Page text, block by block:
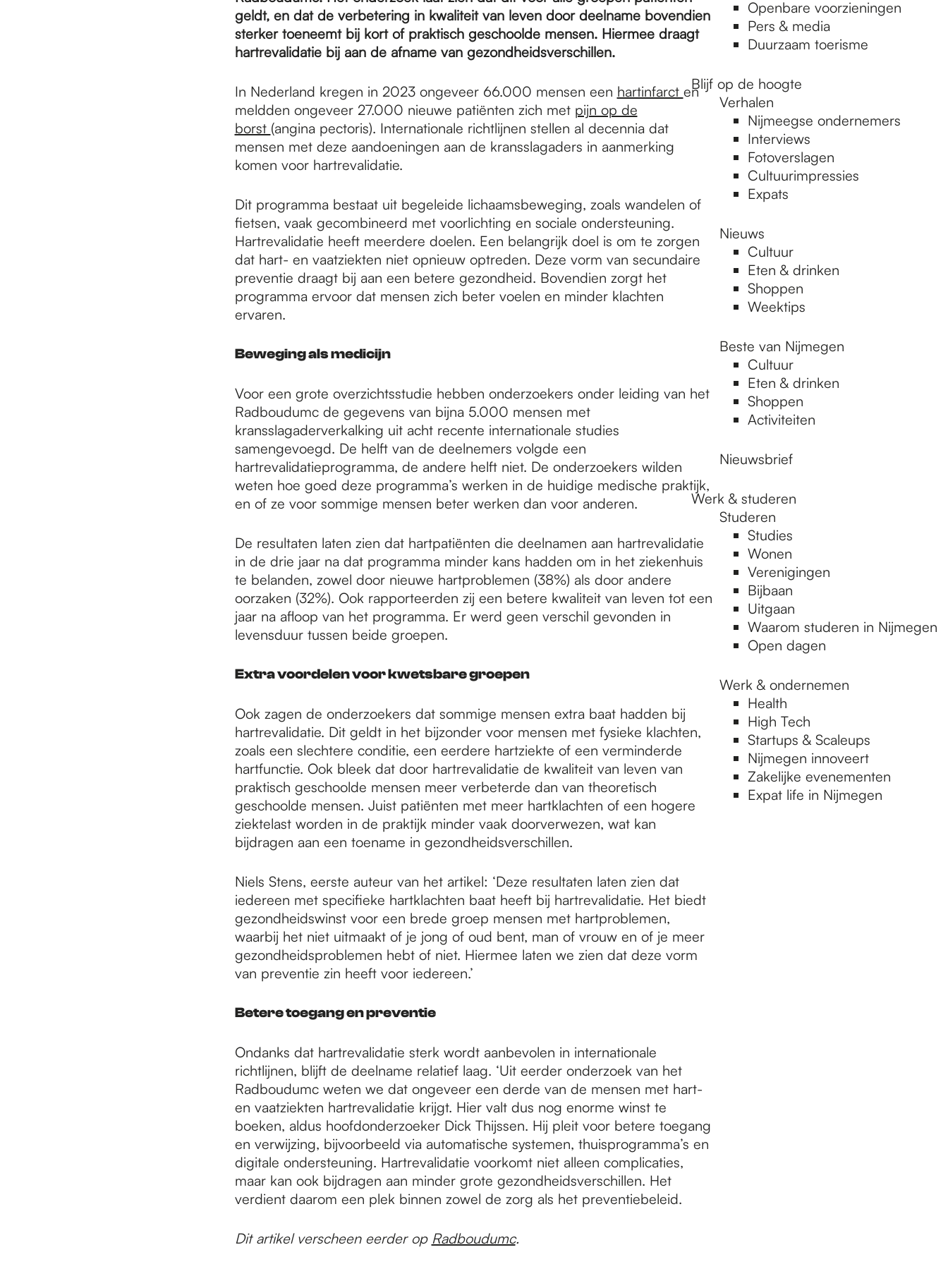
Openbare voorzieningen
Pers & media
Duurzaam toerisme
Blijf op de hoogte
Verhalen
Nijmeegse ondernemers
Interviews
Fotoverslagen
Cultuurimpressies
Expats
Nieuws
Cultuur
Eten & drinken
Shoppen
Weektips
Beste van Nijmegen
Cultuur
Eten & drinken
Shoppen
Activiteiten
Nieuwsbrief
Werk & studeren
Studeren
Studies
Wonen
Verenigingen
Bijbaan
Uitgaan
Waarom studeren in Nijmegen
Open dagen
Werk & ondernemen
Health
High Tech
Startups & Scaleups
Nijmegen innoveert
Zakelijke evenementen
Expat life in Nijmegen
geldt, en dat de verbetering in kwaliteit van leven door deelname bovendien
sterker toeneemt bij kort of praktisch geschoolde mensen. Hiermee draagt
hartrevalidatie bij aan de afname van gezondheidsverschillen.
In Nederland kregen in 2023 ongeveer 66.000 mensen een hartinfarct en
meldden ongeveer 27.000 nieuwe patiënten zich met pijn op de
borst (angina pectoris). Internationale richtlijnen stellen al decennia dat
mensen met deze aandoeningen aan de kransslagaders in aanmerking
komen voor hartrevalidatie.
Dit programma bestaat uit begeleide lichaamsbeweging, zoals wandelen of
fietsen, vaak gecombineerd met voorlichting en sociale ondersteuning.
Hartrevalidatie heeft meerdere doelen. Een belangrijk doel is om te zorgen
dat hart- en vaatziekten niet opnieuw optreden. Deze vorm van secundaire
preventie draagt bij aan een betere gezondheid. Bovendien zorgt het
programma ervoor dat mensen zich beter voelen en minder klachten
ervaren.
Beweging als medicijn
Voor een grote overzichtsstudie hebben onderzoekers onder leiding van het
Radboudumc de gegevens van bijna 5.000 mensen met
kransslagaderverkalking uit acht recente internationale studies
samengevoegd. De helft van de deelnemers volgde een
hartrevalidatieprogramma, de andere helft niet. De onderzoekers wilden
weten hoe goed deze programma’s werken in de huidige medische praktijk,
en of ze voor sommige mensen beter werken dan voor anderen.
De resultaten laten zien dat hartpatiënten die deelnamen aan hartrevalidatie
in de drie jaar na dat programma minder kans hadden om in het ziekenhuis
te belanden, zowel door nieuwe hartproblemen (38%) als door andere
oorzaken (32%). Ook rapporteerden zij een betere kwaliteit van leven tot een
jaar na afloop van het programma. Er werd geen verschil gevonden in
levensduur tussen beide groepen.
Extra voordelen voor kwetsbare groepen
Ook zagen de onderzoekers dat sommige mensen extra baat hadden bij
hartrevalidatie. Dit geldt in het bijzonder voor mensen met fysieke klachten,
zoals een slechtere conditie, een eerdere hartziekte of een verminderde
hartfunctie. Ook bleek dat door hartrevalidatie de kwaliteit van leven van
praktisch geschoolde mensen meer verbeterde dan van theoretisch
geschoolde mensen. Juist patiënten met meer hartklachten of een hogere
ziektelast worden in de praktijk minder vaak doorverwezen, wat kan
bijdragen aan een toename in gezondheidsverschillen.
Niels Stens, eerste auteur van het artikel: ‘Deze resultaten laten zien dat
iedereen met specifieke hartklachten baat heeft bij hartrevalidatie. Het biedt
gezondheidswinst voor een brede groep mensen met hartproblemen,
waarbij het niet uitmaakt of je jong of oud bent, man of vrouw en of je meer
gezondheidsproblemen hebt of niet. Hiermee laten we zien dat deze vorm
van preventie zin heeft voor iedereen.’
Betere toegang en preventie
Ondanks dat hartrevalidatie sterk wordt aanbevolen in internationale
richtlijnen, blijft de deelname relatief laag. ‘Uit eerder onderzoek van het
Radboudumc weten we dat ongeveer een derde van de mensen met hart-
en vaatziekten hartrevalidatie krijgt. Hier valt dus nog enorme winst te
boeken, aldus hoofdonderzoeker Dick Thijssen. Hij pleit voor betere toegang
en verwijzing, bijvoorbeeld via automatische systemen, thuisprogramma’s en
digitale ondersteuning. Hartrevalidatie voorkomt niet alleen complicaties,
maar kan ook bijdragen aan minder grote gezondheidsverschillen. Het
verdient daarom een plek binnen zowel de zorg als het preventiebeleid.
Dit artikel verscheen eerder op Radboudumc.